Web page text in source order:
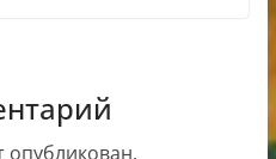
опубликован.